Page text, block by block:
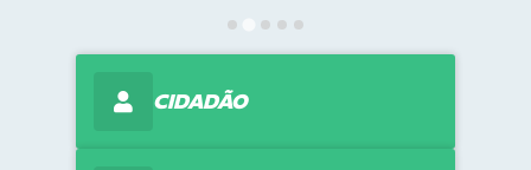
CAPINA ECOLÓGICA
Listas de Espera - Unidade Básica de Saúde
CIDADÃO